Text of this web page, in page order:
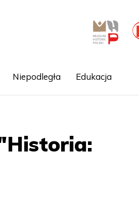
Niepodległa Edukacja